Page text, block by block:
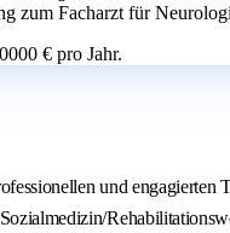
zum Facharzt für
€ pro Jahr.
und engagierten